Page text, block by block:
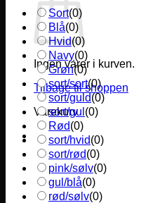
Ingen varer i kurven.
Tilbage til shoppen
Varekurv
Sort(0)
Blå(0)
Hvid(0)
Navy(0)
Grøn(0)
sort/sort(0)
sort/guld(0)
sort/gul (0)
Rød(0)
sort/hvid(0)
sort/rød(0)
pink/sølv(0)
gul/blå(0)
rød/sølv(0)